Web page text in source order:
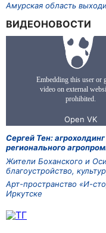
Амурская область
ВИДЕОНОВОСТИ
Сергей Тен:
регионального
Жители Боханского и
благоустройство,
Арт-пространство «И-
Иркутске